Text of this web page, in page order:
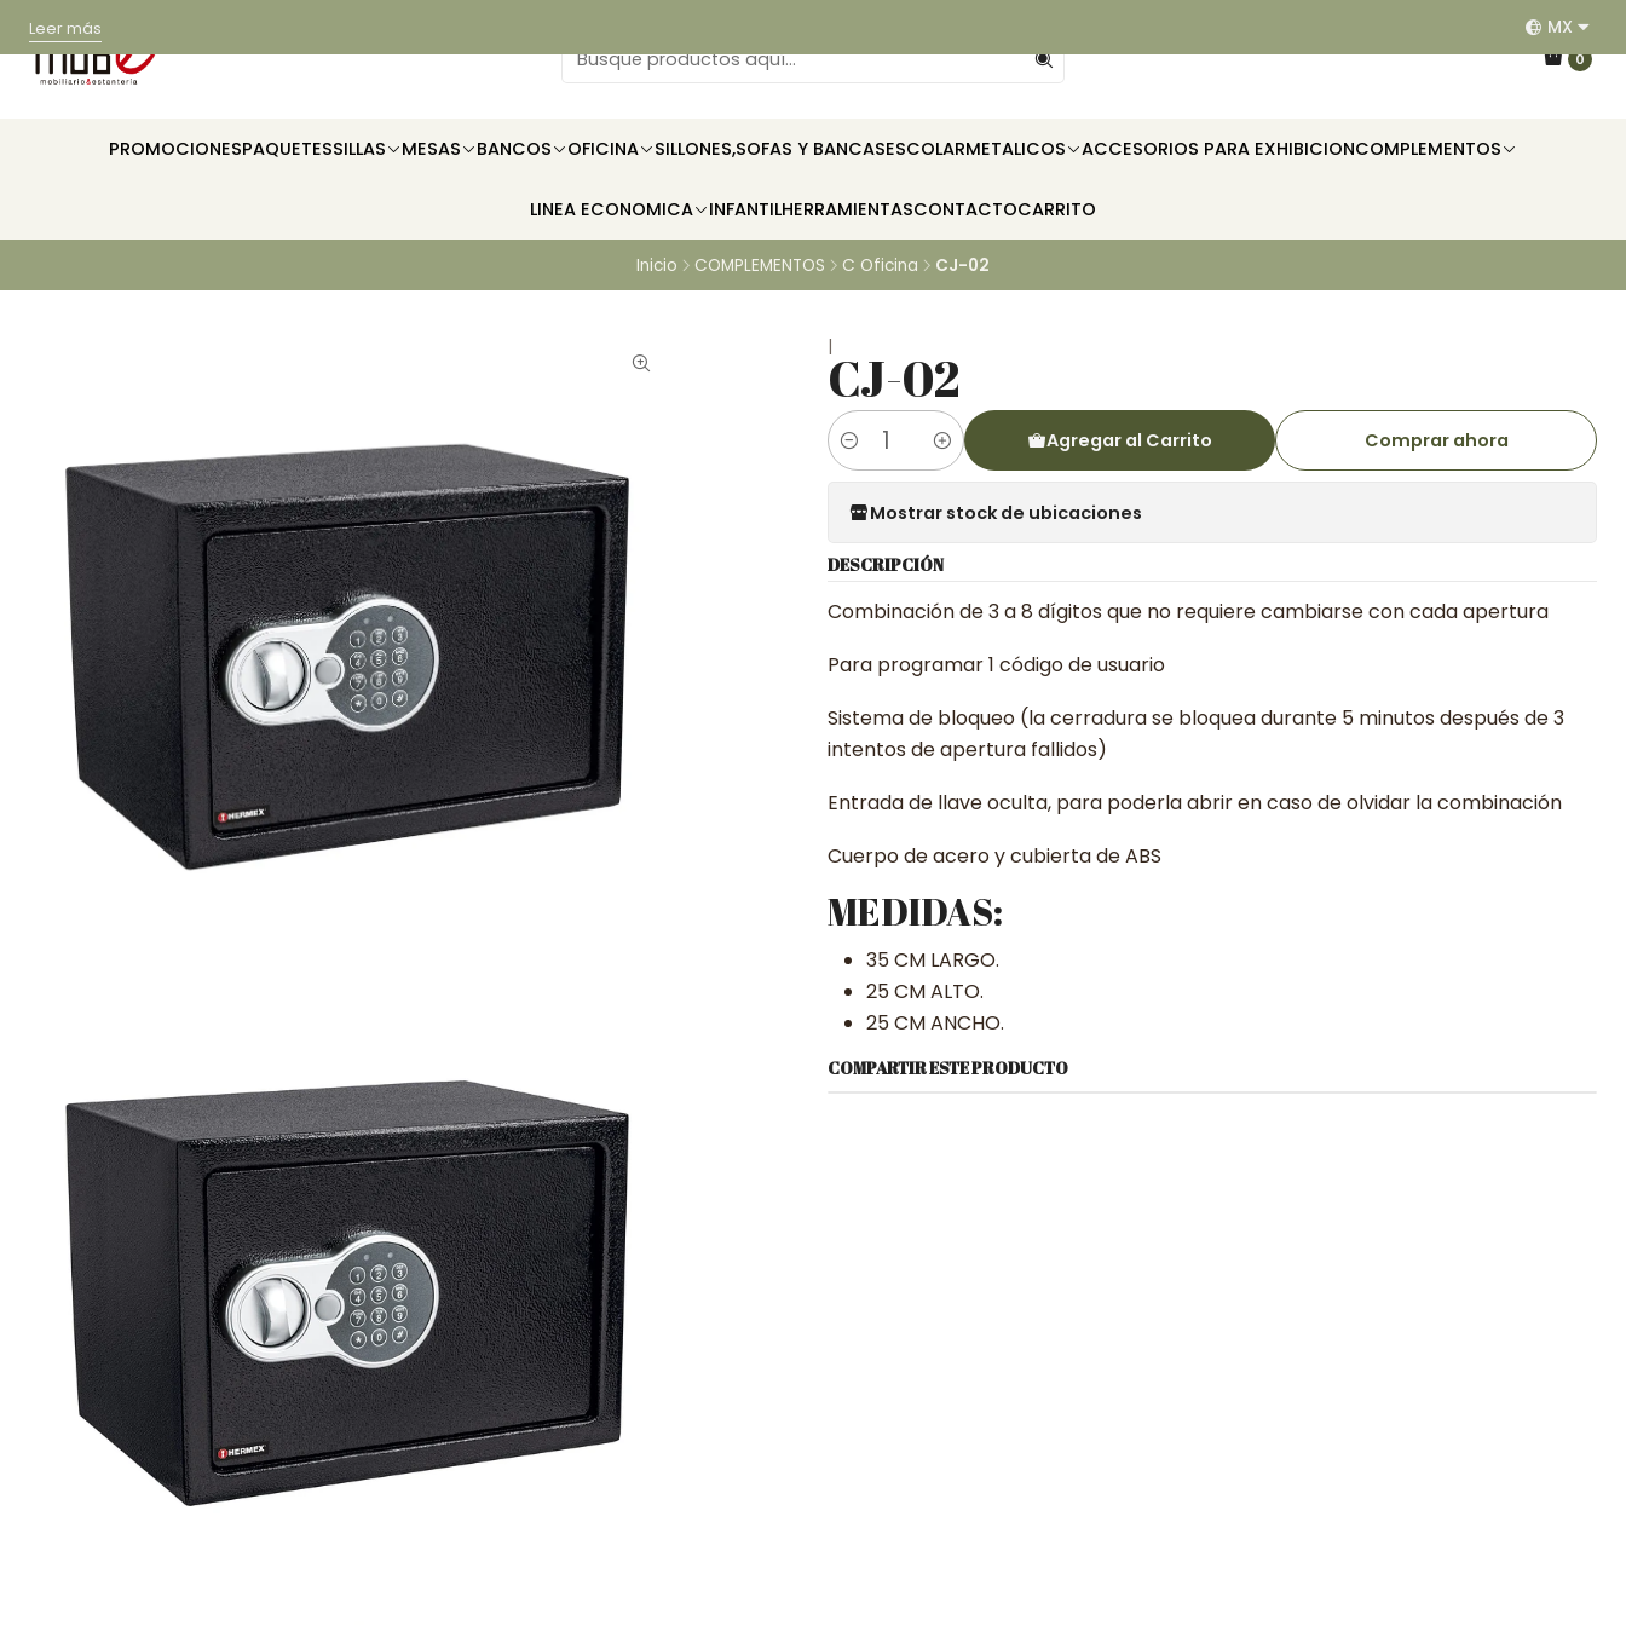
0
PROMOCIONESPAQUETESSILLAS MESAS BANCOS OFICINA SILLONES,SOFAS Y BANCASESCOLARMETALICOS ACCESORIOS PARA EXHIBICIONCOMPLEMENTOS
LINEA ECONOMICA INFANTILHERRAMIENTASCONTACTOCARRITO
Leer más EQUIPAMOS RESTAURANTES, HOTELES, OFICINAS E
MX
Inicio COMPLEMENTOS C Oficina CJ-02
|CJ-02
Cantidad
Agregar al Carrito Comprar ahora
Mostrar stock de ubicaciones
DESCRIPCIÓN
Combinación de 3 a 8 dígitos que no requiere cambiarse con cada apertura
Para programar 1 código de usuario
Sistema de bloqueo (la cerradura se bloquea durante 5 minutos después de 3
intentos de apertura fallidos)
Entrada de llave oculta, para poderla abrir en caso de olvidar la combinación
Cuerpo de acero y cubierta de ABS
MEDIDAS:
35 CM LARGO.
25 CM ALTO.
25 CM ANCHO.
COMPARTIR ESTE PRODUCTO